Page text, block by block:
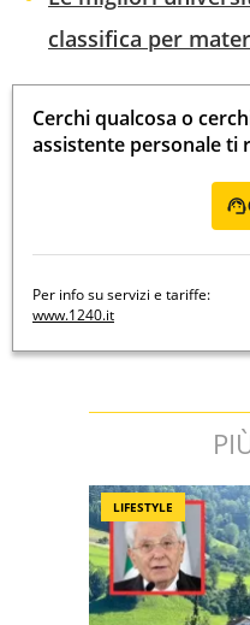
classifica per
Cerchi qualcosa o
assistente personale ti
Per info su servizi e tariffe:
www.1240.it
LIFESTYLE